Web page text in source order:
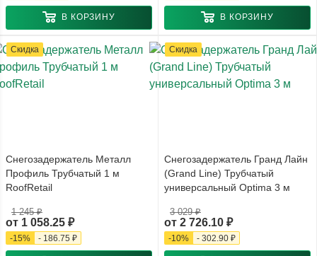
В КОРЗИНУ В КОРЗИНУ
Скидка
Снегозадержатель Металл
Профиль Трубчатый 1 м
RoofRetail
от 1 058.25 ₽
1 245 ₽
-15% - 186.75 ₽
Скидка
Снегозадержатель Гранд Лайн
(Grand Line) Трубчатый
универсальный Optima 3 м
от 2 726.10 ₽
3 029 ₽
-10% - 302.90 ₽